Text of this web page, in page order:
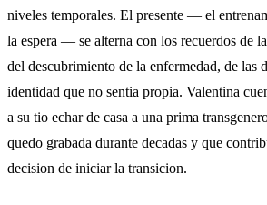
niveles temporales. El presente — el
la espera — se alterna con los recuerdos de
del descubrimiento de la enfermedad, de las
identidad que no sentia propia. Valentina
a su tio echar de casa a una prima
quedo grabada durante decadas y que
decision de iniciar la transicion.